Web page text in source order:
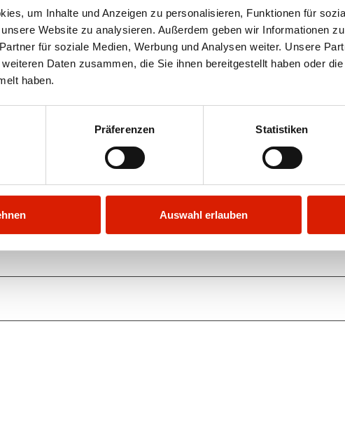
um Inhalte und Anzeigen zu personalisieren, Funktionen für
Website zu analysieren. Außerdem geben wir Informationen
für soziale Medien, Werbung und Analysen weiter. Unsere
Daten zusammen, die Sie ihnen bereitgestellt haben oder
haben.
Präferenzen Statistiken
Auswahl erlauben
km
35 min
/ QR codes on the French panels link to